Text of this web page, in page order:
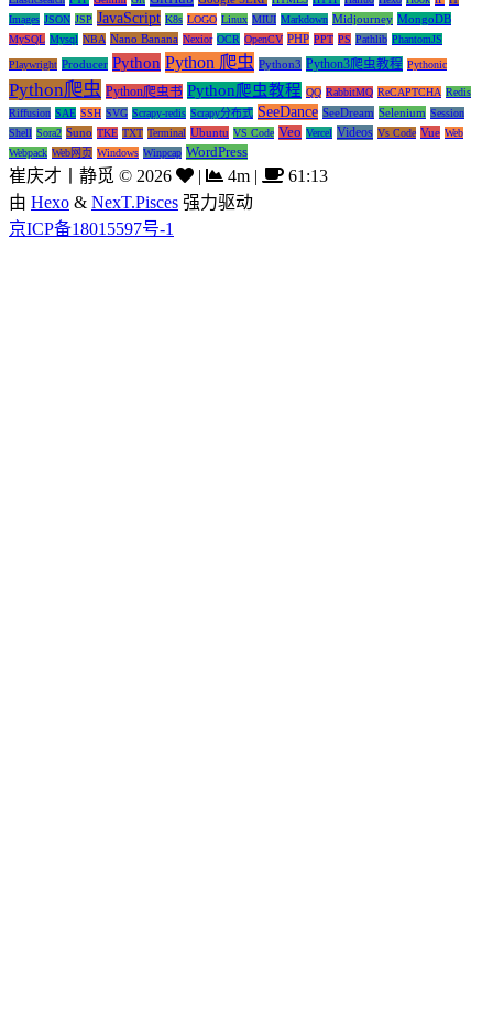
Images JSON JSP JavaScript K8s LOGO Linux MIUI Markdown Midjourney MongoDB
MySQL Mysql NBA Nano Banana Nexior OCR OpenCV PHP PPT PS Pathlib PhantomJS
Playwright Producer Python Python 爬虫 Python3 Python3爬虫教程 Pythonic
Python爬虫 Python爬虫书 Python爬虫教程 QQ RabbitMQ ReCAPTCHA Redis
Riffusion SAE SSH SVG Scrapy-redis Scrapy分布式 SeeDance SeeDream Selenium Session
Shell Sora2 Suno TKE TXT Terminal Ubuntu VS Code Veo Vercel Videos Vs Code Vue Web
Webpack Web网页 Windows Winpcap WordPress
崔庆才丨静觅 © 2026 | 4m |
61:13
由 Hexo & NexT.Pisces 强力驱动
京ICP备18015597号-1